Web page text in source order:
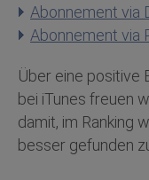
Abonnement via
Abonnement via
Über eine positive
bei iTunes freuen
damit, im Ranking
besser gefunden